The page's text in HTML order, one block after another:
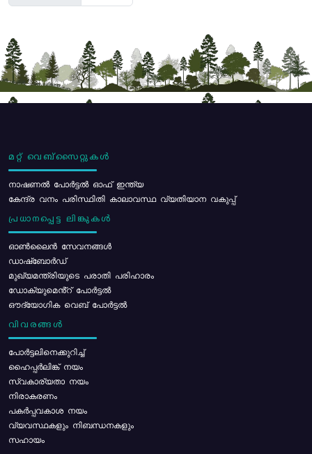
മറ്റ് വെബ്സൈറ്റുകൾ
നാഷണൽ പോർട്ടൽ ഓഫ് ഇന്ത്യ
കേന്ദ്ര വനം പരിസ്ഥിതി കാലാവസ്ഥ വ്യതിയാന വകുപ്പ്
പ്രധാനപ്പെട്ട ലിങ്കുകൾ
ഓൺലൈൻ സേവനങ്ങൾ
ഡാഷ്ബോർഡ്
മുഖ്യമന്ത്രിയുടെ പരാതി പരിഹാരം
ഡോക്യുമെൻ്റ് പോർട്ടൽ
ഔദ്യോഗിക വെബ് പോർട്ടൽ
വിവരങ്ങൾ
പോര്‍ട്ടലിനെക്കുറിച്ച്
ഹൈപ്പർലിങ്ക് നയം
സ്വകാര്യതാ നയം
നിരാകരണം
പകർപ്പവകാശ നയം
വ്യവസ്ഥകളും നിബന്ധനകളും
സഹായം